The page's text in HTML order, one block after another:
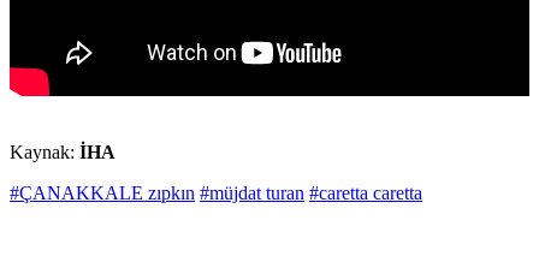
Kaynak: İHA
#ÇANAKKALE zıpkın #müjdat turan #caretta caretta